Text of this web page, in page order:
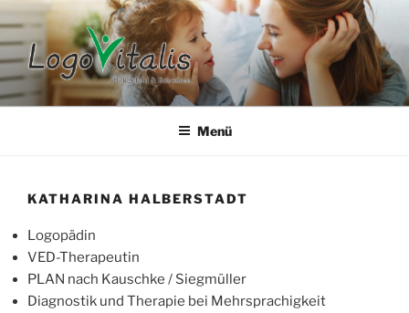
Zum
Inhalt
springen
LOGOVITALIS BIRKENFELD &
BOSTALSEE
Menü
KATHARINA HALBERSTADT
Logopädin
VED-Therapeutin
PLAN nach Kauschke / Siegmüller
Diagnostik und Therapie bei Mehrsprachigkeit